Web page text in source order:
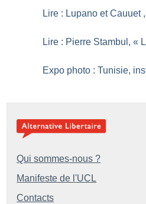
Lire : Lupano et Cauuet
Lire : Pierre Stambul, «
Expo photo : Tunisie,
Qui sommes-nous ?
Manifeste de l'UCL
Contacts